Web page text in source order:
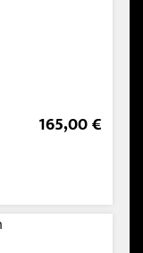
165,00 €